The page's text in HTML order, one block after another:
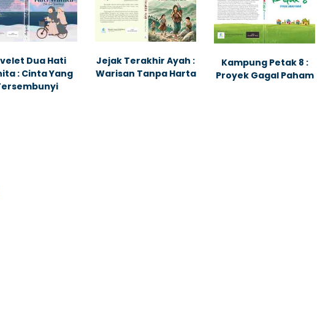
Dua Hati
: Cinta Yang
Jejak Terakhir Ayah :
Warisan Tanpa Harta
Kampung Petak 8 :
Proyek Gagal Paham